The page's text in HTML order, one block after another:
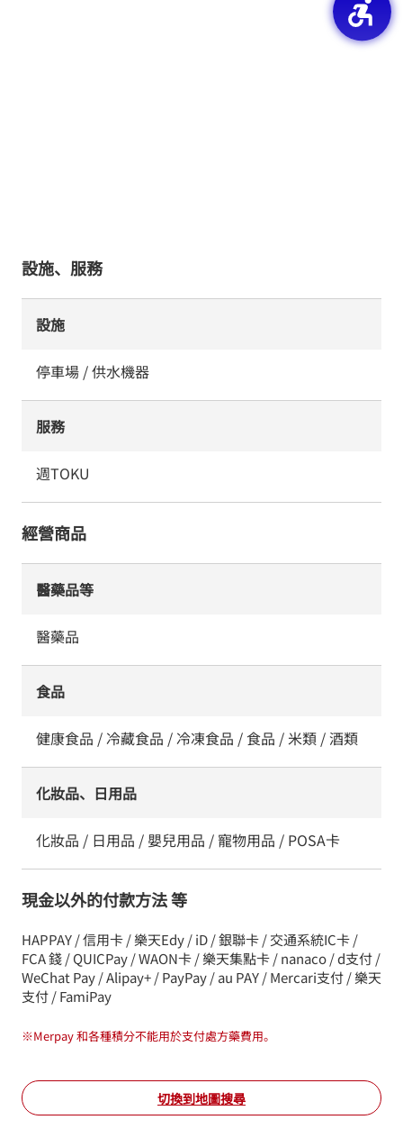
設施、服務
設施
停車場 / 供水機器
服務
週TOKU
經營商品
醫藥品等
醫藥品
食品
健康食品 / 冷藏食品 / 冷凍食品 / 食品 / 米類 / 酒類
化妝品、日用品
化妝品 / 日用品 / 嬰兒用品 / 寵物用品 / POSA卡
現金以外的付款方法 等
HAPPAY / 信用卡 / 樂天Edy / iD / 銀聯卡 / 交通系統IC卡 /
FCA 錢 / QUICPay / WAON卡 / 樂天集點卡 / nanaco / d支付 /
WeChat Pay / Alipay+ / PayPay / au PAY / Mercari支付 / 樂天
支付 / FamiPay
※Merpay 和各種積分不能用於支付處方藥費用。
切換到地圖搜尋